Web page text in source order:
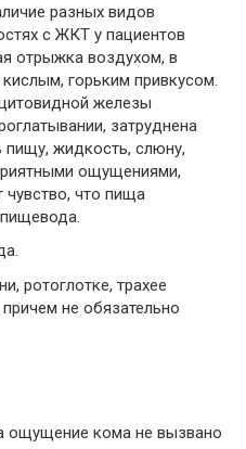
разных видов
с ЖКТ у пациентов
отрыжка воздухом, в
горьким привкусом.
железы
затруднена
пищу, жидкость, слюну,
ощущениями,
чувство, что пища
ротоглотке, трахее
не обязательно
ощущение кома не вызвано